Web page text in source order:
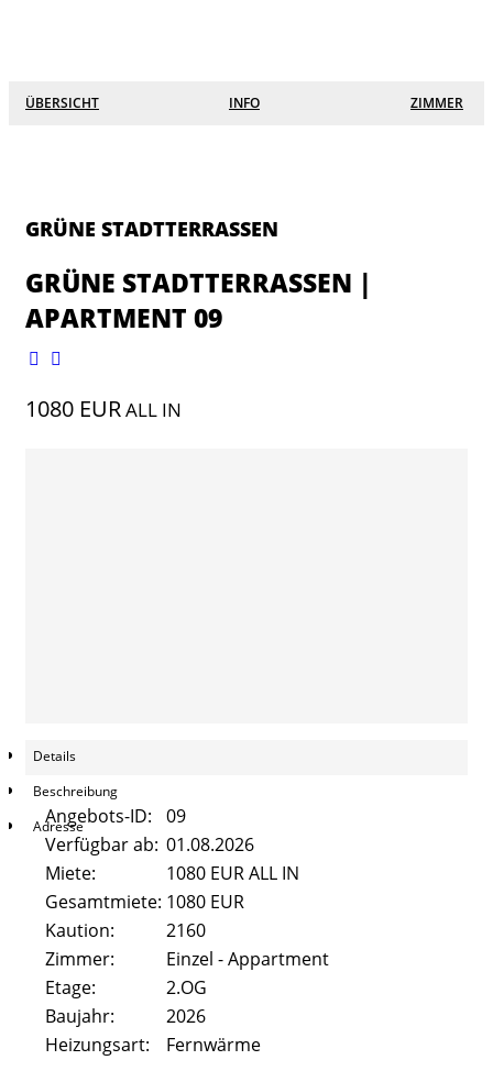
Grüne Stadtterrassen
FAQ
ÜBERSICHT INFO ZIMMER
GRÜNE STADTTERRASSEN
GRÜNE STADTTERRASSEN |
APARTMENT 09
1080 EURALL IN
Details
Beschreibung
Adresse
Angebots-ID:
09
Verfügbar ab: 01.08.2026
Miete:
1080 EUR ALL IN
Gesamtmiete: 1080 EUR
Kaution:
2160
Zimmer:
Einzel - Appartment
Etage:
2.OG
Baujahr:
2026
Heizungsart:
Fernwärme